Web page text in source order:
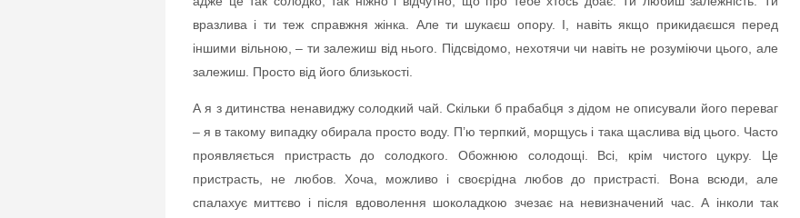
вразлива і ти теж справжня жінка. Але ти шукаєш опору. І, навіть якщо прикидаєшся перед
іншими вільною, – ти залежиш від нього. Підсвідомо, нехотячи чи навіть не розуміючи цього, але
залежиш. Просто від його близькості.
А я з дитинства ненавиджу солодкий чай. Скільки б прабабця з дідом не описували його переваг
– я в такому випадку обирала просто воду. П’ю терпкий, морщусь і така щаслива від цього. Часто
проявляється пристрасть до солодкого. Обожнюю солодощі. Всі, крім чистого цукру. Це
пристрасть, не любов. Хоча, можливо і своєрідна любов до пристрасті. Вона всюди, але
спалахує миттєво і після вдоволення шоколадкою зчезає на невизначений час. А інколи так